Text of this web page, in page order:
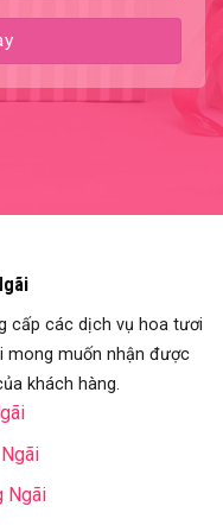
cấp các dịch vụ hoa tươi
mong muốn nhận được
khách hàng.
Ngãi